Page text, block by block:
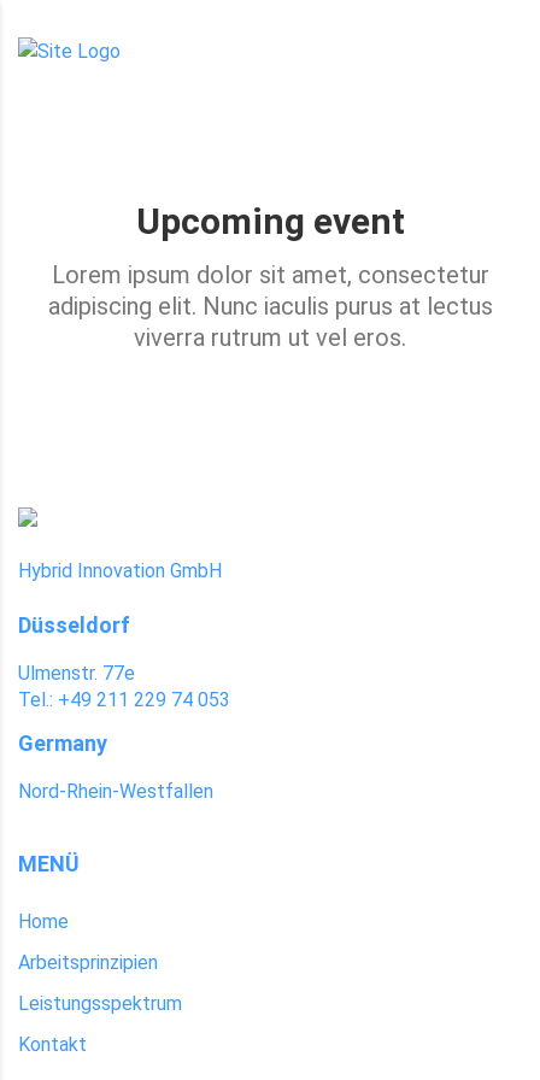
Upcoming event
Lorem ipsum dolor sit amet, consectetur
adipiscing elit. Nunc iaculis purus at lectus
viverra rutrum ut vel eros.
Hybrid Innovation GmbH
Düsseldorf
Ulmenstr. 77e
Tel.: +49 211 229 74 053
Germany
Nord-Rhein-Westfallen
MENÜ
Home
Arbeitsprinzipien
Leistungsspektrum
Kontakt